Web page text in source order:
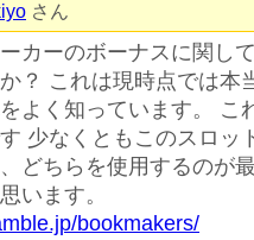
さん
カーのボーナスに関し
？ これは現時点では本
よく知っています。 こ
少なくともこのスロッ
どちらを使用するのが
います。
bookmakers/